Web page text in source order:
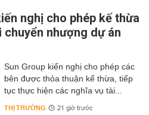
nghị cho phép kế thừa
nhượng dự án
Sun Group kiến nghị cho phép các
bên được thỏa thuận kế thừa, tiếp
tục thực hiện các nghĩa vụ tài...
THỊ TRƯỜNG 21 giờ trước